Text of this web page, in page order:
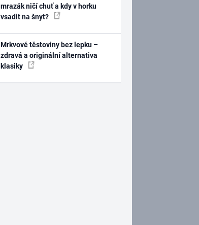
mrazák ničí chuť a kdy v horku
vsadit na šnyt?
Mrkvové těstoviny bez lepku –
zdravá a originální alternativa
klasiky